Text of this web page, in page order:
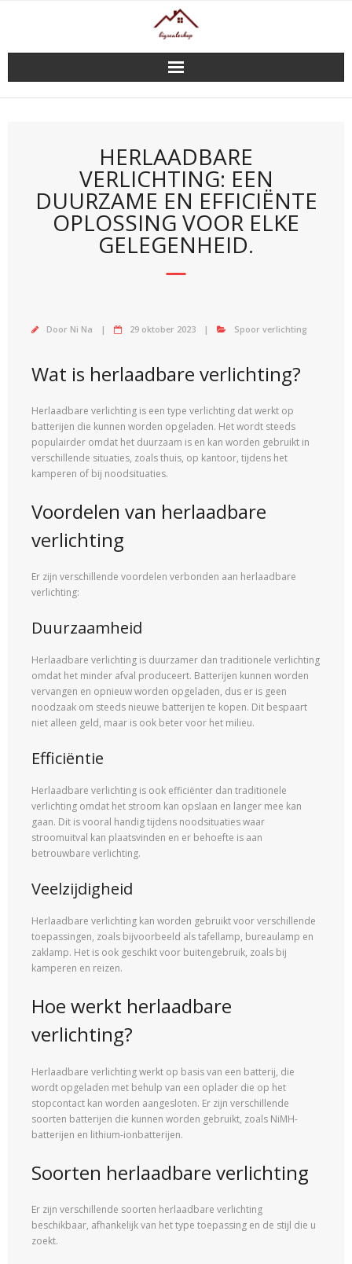
HERLAADBARE
VERLICHTING: EEN
DUURZAME EN EFFICIËNTE
OPLOSSING VOOR ELKE
GELEGENHEID.
Door Ni Na 29 oktober 2023 Spoor verlichting
Wat is herlaadbare verlichting?
Herlaadbare verlichting is een type verlichting dat werkt op
batterijen die kunnen worden opgeladen. Het wordt steeds
populairder omdat het duurzaam is en kan worden gebruikt in
verschillende situaties, zoals thuis, op kantoor, tijdens het
kamperen of bij noodsituaties.
Voordelen van herlaadbare
verlichting
Er zijn verschillende voordelen verbonden aan herlaadbare
verlichting:
Duurzaamheid
Herlaadbare verlichting is duurzamer dan traditionele verlichting
omdat het minder afval produceert. Batterijen kunnen worden
vervangen en opnieuw worden opgeladen, dus er is geen
noodzaak om steeds nieuwe batterijen te kopen. Dit bespaart
niet alleen geld, maar is ook beter voor het milieu.
Efficiëntie
Herlaadbare verlichting is ook efficiënter dan traditionele
verlichting omdat het stroom kan opslaan en langer mee kan
gaan. Dit is vooral handig tijdens noodsituaties waar
stroomuitval kan plaatsvinden en er behoefte is aan
betrouwbare verlichting.
Veelzijdigheid
Herlaadbare verlichting kan worden gebruikt voor verschillende
toepassingen, zoals bijvoorbeeld als tafellamp, bureaulamp en
zaklamp. Het is ook geschikt voor buitengebruik, zoals bij
kamperen en reizen.
Hoe werkt herlaadbare
verlichting?
Herlaadbare verlichting werkt op basis van een batterij, die
wordt opgeladen met behulp van een oplader die op het
stopcontact kan worden aangesloten. Er zijn verschillende
soorten batterijen die kunnen worden gebruikt, zoals NiMH-
batterijen en lithium-ionbatterijen.
Soorten herlaadbare verlichting
Er zijn verschillende soorten herlaadbare verlichting
beschikbaar, afhankelijk van het type toepassing en de stijl die u
zoekt.